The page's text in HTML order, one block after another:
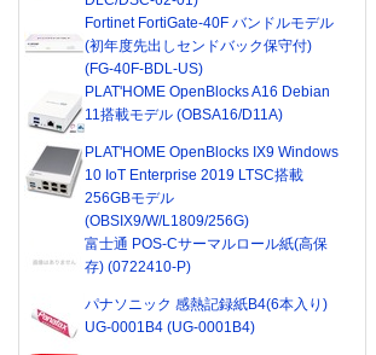
Fortinet FortiGate-40F バンドルモデル
(初年度先出しセンドバック保守付)
(FG-40F-BDL-US)
PLAT'HOME OpenBlocks A16 Debian
11搭載モデル (OBSA16/D11A)
PLAT'HOME OpenBlocks IX9 Windows
10 IoT Enterprise 2019 LTSC搭載
256GBモデル
(OBSIX9/W/L1809/256G)
富士通 POS-Cサーマルロール紙(高保
存) (0722410-P)
パナソニック 感熱記録紙B4(6本入り)
UG-0001B4 (UG-0001B4)